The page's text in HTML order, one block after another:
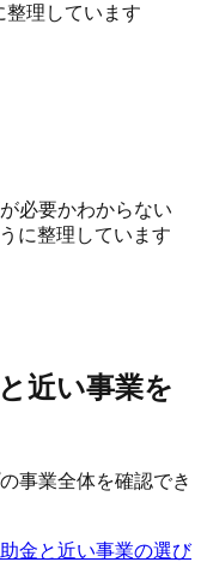
整理しています
必要かわからない
に整理しています
近い事業を
事業全体を確認でき
金と近い事業の選び